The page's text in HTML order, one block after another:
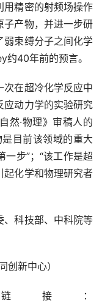
用精密的射频场操作
子产物，并进一步研
弱束缚分子之间化学
约40年前的预言。
在超冷化学反应中
应动力学的实验研究
然·物理》审稿人的
目前该领域的重大
步”；“该工作是超
起化学和物理研究者
科技部、中科院等
创新中心）
：